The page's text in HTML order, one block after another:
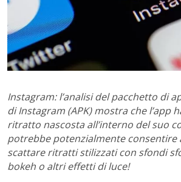
Instagram: l’analisi del pacchetto di
di Instagram (APK) mostra che l’app
ritratto nascosta all’interno del suo
potrebbe potenzialmente consentire
scattare ritratti stilizzati con sfondi
bokeh o altri effetti di luce!